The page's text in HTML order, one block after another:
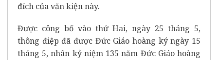
đích của văn kiện này.
Được công bố vào thứ Hai, ngày 25 tháng 5,
thông điệp đã được Đức Giáo hoàng ký ngày 15
tháng 5, nhân kỷ niệm 135 năm Đức Giáo hoàng